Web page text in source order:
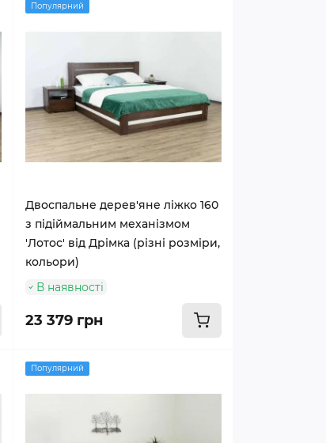
Популярний
Двоспальне дерев'яне ліжко 160
з підіймальним механізмом
'Лотос' від Дрімка (різні розміри,
кольори)
В наявності
23 379 грн
Популярний